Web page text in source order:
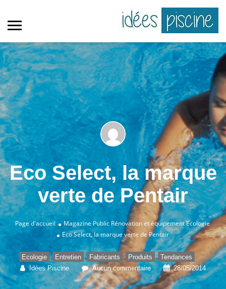
Eco Select, la marque
verte de Pentair
Page d'accueil Magazine Public Rénovation et équipementEcologie
Eco Select, la marque verte de Pentair
Ecologie , Entretien , Fabricants , Produits , Tendances
Idées Piscine
Aucun commentaire 28/05/2014